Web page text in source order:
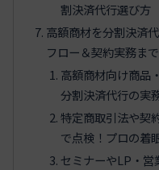
割決済代行選び方
高額商材を分割決済
フロー＆契約実務ま
高額商材向け商品
分割決済代行の実
特定商取引法や契
で点検！プロの着
セミナーやLP・営